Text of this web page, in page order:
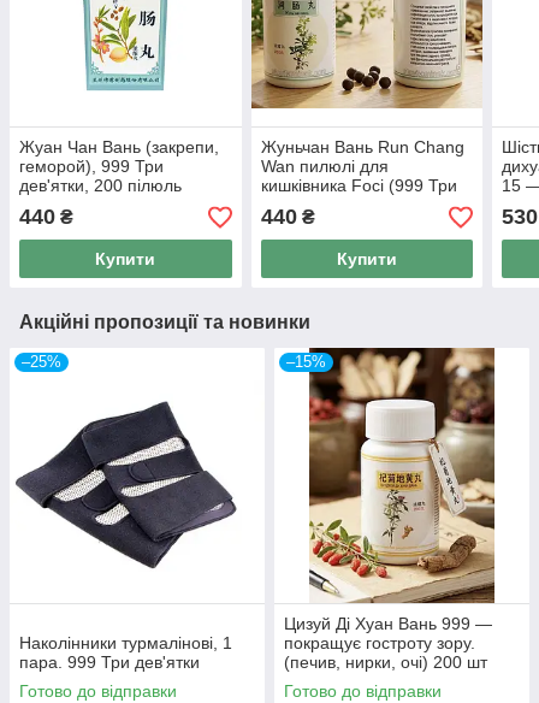
Жуан Чан Вань (закрепи,
геморой), 999 Три
дев'ятки, 200 пілюль
440 ₴
Купити
Жуньчан Вань Run Chang
Wan пилюлі для
кишківника Foci (999 Три
Дев'ятки) 200 пілюль.
440₴
Купити
15 —
530
Акційні пропозиції та новинки
–25%
Наколінники турмалінові, 1
пара. 999 Три дев'ятки
Готово до відправки
–15%
Цизуй Ді Хуан Вань 999 —
покращує гостроту зору.
(печив, нирки, очі) 200 шт
Готово до відправки